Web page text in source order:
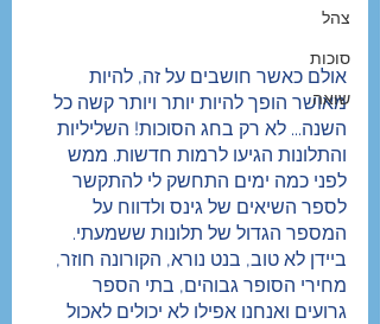
צהל
סוכות
שואה
אולם כאשר חושבים על זה, להיות
מאושר הופך להיות יותר ויותר קשה כל
השנה... לא רק בחג הסוכות! השליליות
והתלונות הגיעו לרמות חדשות. ממש
לפני כמה ימים התחשק לי להתקשר
לספר השיאים של גינס ולדווח על
המספר הגדול של תלונות ששמעתי.
ביידן לא טוב, בנט נורא, הקורונה חוזר,
מחירי הסופר גבוהים, בתי הספר
גרועים ואנחנו אפילו לא יכולים לאכול